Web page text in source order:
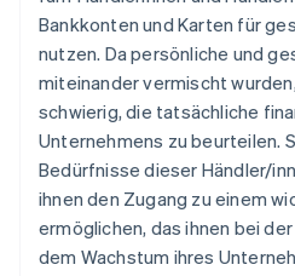
Bankkonten und Karten für
nutzen. Da persönliche und
miteinander vermischt
schwierig, die tatsächliche
Unternehmens zu beurteilen.
Bedürfnisse dieser Händler/
ihnen den Zugang zu einem
ermöglichen, das ihnen bei der
dem Wachstum ihres